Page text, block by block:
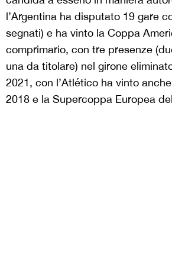
l’Argentina ha disputato 19 gare
segnati) e ha vinto la Coppa
comprimario, con tre presenze
una da titolare) nel girone
2021, con l’Atlético ha vinto
2018 e la Supercoppa Europea